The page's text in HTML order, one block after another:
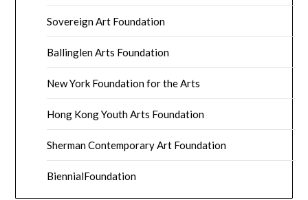
Sovereign Art Foundation
Ballinglen Arts Foundation
New York Foundation for the Arts
Hong Kong Youth Arts Foundation
Sherman Contemporary Art Foundation
BiennialFoundation